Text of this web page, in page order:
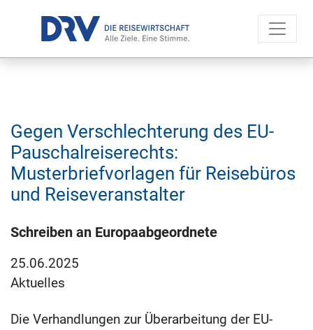
Gegen Verschlechterung des EU-
Pauschalreiserechts:
Musterbriefvorlagen für Reisebüros
und Reiseveranstalter
Schreiben an Europaabgeordnete
25.06.2025
Aktuelles
Die Verhandlungen zur Überarbeitung der EU-